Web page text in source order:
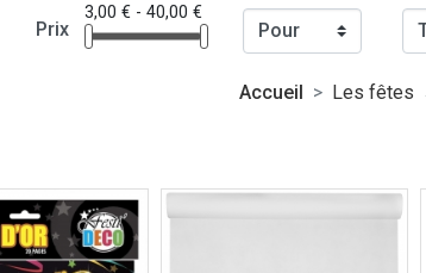
Prix
3,00 € - 40,00 €
Accueil Les fêtes